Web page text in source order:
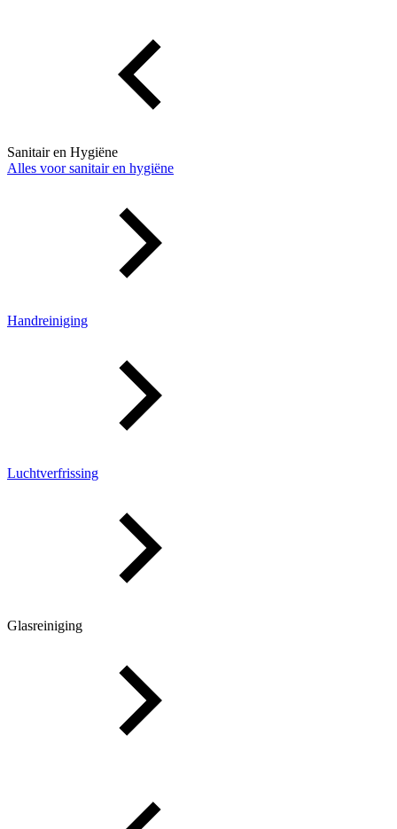
Sanitair en Hygiëne
Alles voor sanitair en hygiëne
Handreiniging
Luchtverfrissing
Glasreiniging